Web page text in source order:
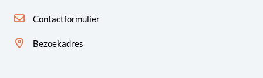
Contactformulier
Bezoekadres